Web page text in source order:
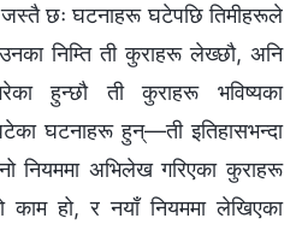
छः घटनाहरू घटेपछि तिमीहरूले
निम्ति ती कुराहरू लेख्छौ, अनि
हुन्छौ ती कुराहरू भविष्यका
घटनाहरू हुन्—ती इतिहासभन्दा
नियममा अभिलेख गरिएका कुराहरू
काम हो, र नयाँ नियममा लेखिएका